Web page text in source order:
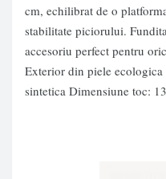
cm, echilibrat de o
stabilitate piciorului.
accesoriu perfect pentru
Exterior din piele
sintetica Dimensiune toc: